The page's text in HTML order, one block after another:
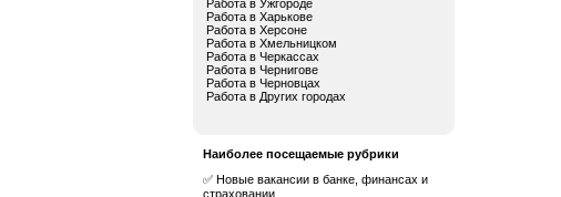
Работа в Ужгороде
Работа в Харькове
Работа в Херсоне
Работа в Хмельницком
Работа в Черкассах
Работа в Чернигове
Работа в Черновцах
Работа в Других городах
Наиболее посещаемые рубрики
✅ Новые вакансии в банке, финансах и
страховании